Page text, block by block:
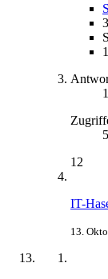
12
IT-
13.